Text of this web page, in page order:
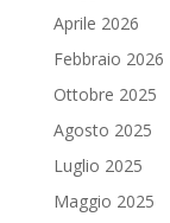
Aprile 2026
Febbraio 2026
Ottobre 2025
Agosto 2025
Luglio 2025
Maggio 2025